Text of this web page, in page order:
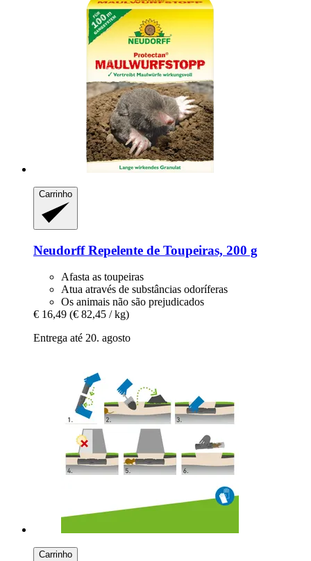
Carrinho
NeudorffRepelente de Toupeiras, 200 g
Afasta as toupeiras
Atua através de substâncias odoríferas
Os animais não são prejudicados
€ 16,49 (€ 82,45 / kg)
Entrega até 20. agosto
Carrinho